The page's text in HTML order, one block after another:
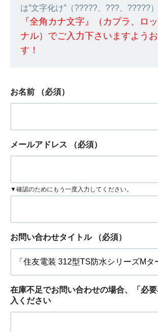
は”文字化け”（?????、???、?????）
『全角カナ文字』（カプラ、ロ
ナル）でご入力下さいますよう
す！
お名前 （必須）
メールアドレス （必須）
▼確認のためにもう一度入力してください。
お問い合わせタイトル （必須）
在庫不足でお問い合わせの場合、「必
入ください